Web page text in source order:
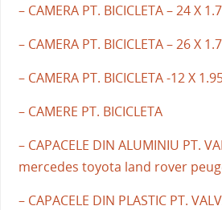
– CAMERA PT. BICICLETA – 24 X
– CAMERA PT. BICICLETA – 26 X
– CAMERA PT. BICICLETA -12 X
– CAMERE PT. BICICLETA
– CAPACELE DIN ALUMINIU PT.
mercedes toyota land rover
– CAPACELE DIN PLASTIC PT.